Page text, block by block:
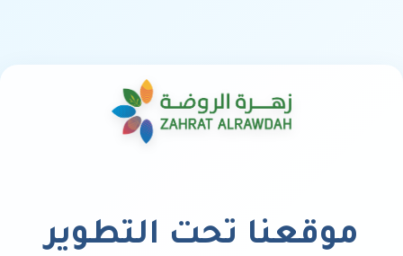
موقعنا تحت التطوير